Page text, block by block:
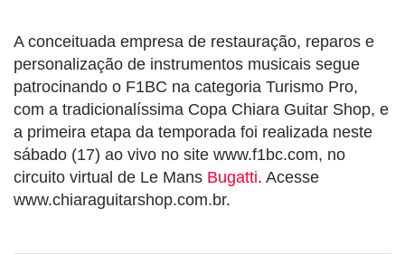
A conceituada empresa de restauração, reparos e
personalização de instrumentos musicais segue
patrocinando o F1BC na categoria Turismo Pro,
com a tradicionalíssima Copa Chiara Guitar Shop, e
a primeira etapa da temporada foi realizada neste
sábado (17) ao vivo no site www.f1bc.com, no
circuito virtual de Le Mans Bugatti. Acesse
www.chiaraguitarshop.com.br.